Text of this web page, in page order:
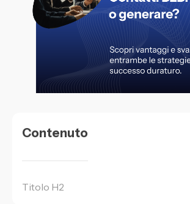
Contenuto
Titolo H2